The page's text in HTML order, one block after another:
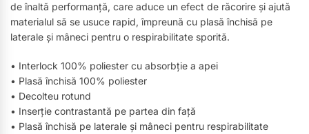
de înaltă performanță, care aduce un efect de răcorire și ajută
materialul să se usuce rapid, împreună cu plasă închisă pe
laterale și mâneci pentru o respirabilitate sporită.
• Interlock 100% poliester cu absorbție a apei
• Plasă închisă 100% poliester
• Decolteu rotund
• Inserție contrastantă pe partea din față
• Plasă închisă pe laterale și mâneci pentru respirabilitate